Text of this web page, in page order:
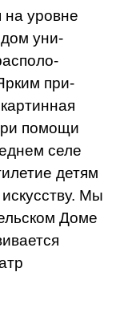
на уровне
уни­
при­
помощи
се­ле
детям
Мы
Доме